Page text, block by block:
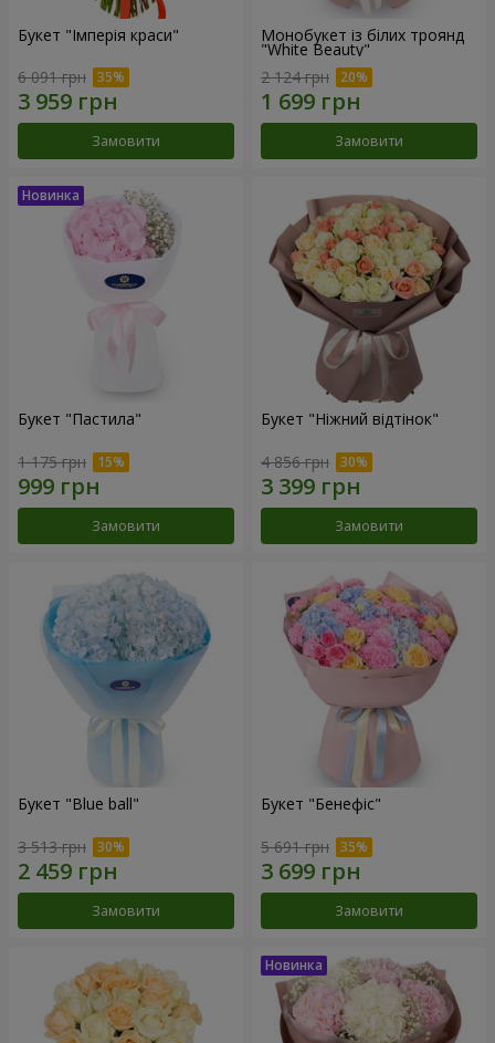
Букет "Імперія краси"
6 091 грн
Замовити
Монобукет із білих троянд
"White Beauty"
2 124 грн
Замовити
Букет "Пастила"
1 175 грн
Замовити
Букет "Ніжний відтінок"
4 856 грн
Замовити
Букет "Blue ball"
3 513 грн
Замовити
Букет "Бенефіс"
5 691 грн
Замовити